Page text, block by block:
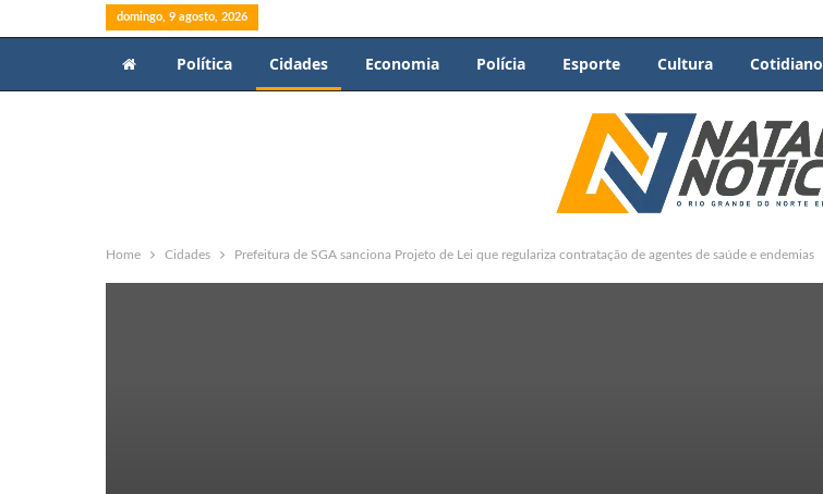
domingo, 9 agosto, 2026
Política Cidades Economia Polícia Esporte Cultura Cotidiano
Home Cidades Prefeitura de SGA sanciona Projeto de Lei que regulariza contratação de agentes de saúde e endemias